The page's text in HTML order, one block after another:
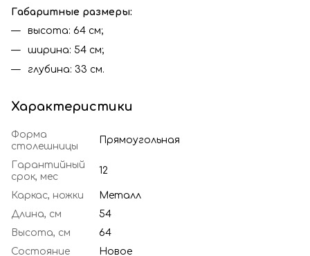
Габаритные размеры:
высота: 64 см;
ширина: 54 см;
глубина: 33 см.
Характеристики
Форма
столешницы
Прямоугольная
Гарантийный
срок, мес
12
Каркас, ножки
Металл
Длина, см
54
Высота, см
64
Состояние
Новое